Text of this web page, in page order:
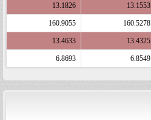
13.1553
13.1826
160.5278
160.9055
13.4325
13.4633
6.8549
6.8693